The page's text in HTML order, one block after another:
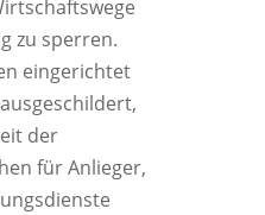
zu sperren.
eingerichtet
der
für Anlieger,